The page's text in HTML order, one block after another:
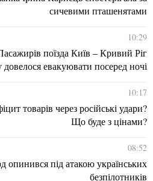
сичевими пташенятами
10:29
поїзда Київ – Кривий Ріг
довелося евакуювати посеред ночі
10:17
товарів через російські удари?
Що буде з цінами?
08:52
опинився під атакою українських
безпілотників